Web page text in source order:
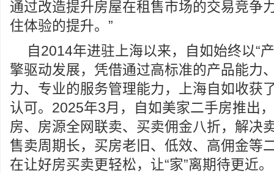
通过改造提升房屋在租售市场的交易竞争
住体验的提升。”
自2014年进驻上海以来，自如始终以“
擎驱动发展，凭借通过高标准的产品能力
力、专业的服务管理能力，上海自如收获
认可。2025年3月，自如美家二手房推出
房、房源全网联卖、买卖佣金八折，解决
售卖周期长，买房老旧、低效、高佣金等
在让好房买卖更轻松，让“家”离期待更近。